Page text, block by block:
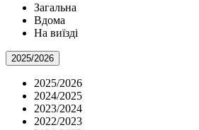
Загальна
Вдома
На виїзді
2025/2026
2025/2026
2024/2025
2023/2024
2022/2023